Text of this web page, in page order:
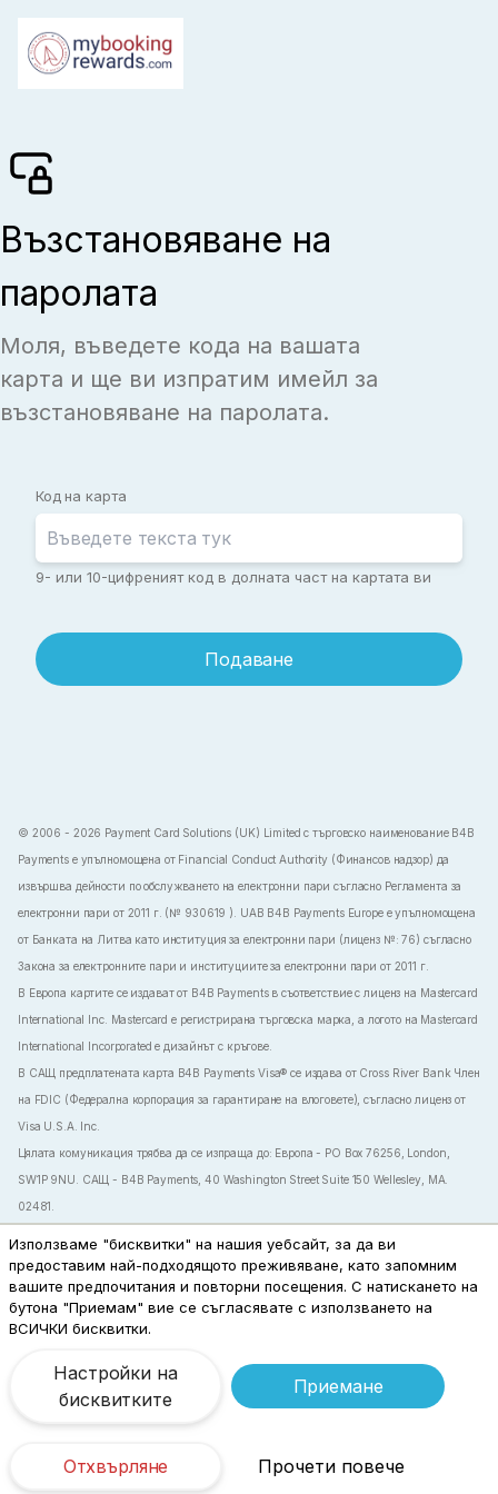
Възстановяване на
паролата
Моля, въведете кода на вашата
карта и ще ви изпратим имейл за
възстановяване на паролата.
Код на карта
9- или 10-цифреният код в долната част на картата ви
Подаване
© 2006 - 2026 Payment Card Solutions (UK) Limited с търговско наименование B4B
Payments е упълномощена от Financial Conduct Authority (Финансов надзор) да
извършва дейности по обслужването на електронни пари съгласно Регламента за
електронни пари от 2011 г. (№ 930619 ). UAB B4B Payments Europe е упълномощена
от Банката на Литва като институция за електронни пари (лиценз №: 76) съгласно
Закона за електронните пари и институциите за електронни пари от 2011 г.
В Европа картите се издават от B4B Payments в съответствие с лиценз на Mastercard
International Inc. Mastercard е регистрирана търговска марка, а логото на Mastercard
International Incorporated е дизайнът с кръгове.
В САЩ предплатената карта B4B Payments Visa® се издава от Cross River Bank Член
на FDIC (Федерална корпорация за гарантиране на влоговете), съгласно лиценз от
Visa U.S.A. Inc.
Цялата комуникация трябва да се изпраща до: Европа - PO Box 76256, London,
SW1P 9NU. САЩ - B4B Payments, 40 Washington Street Suite 150 Wellesley, MA.
02481.
е от първостепенно значение. По тази причина ние никога няма да искаме от вас
вашите пароли, ПИН кодове на карти или еднократни пароли (OTP).
Ние от B4B Payments сме предприели всички необходими стъпки, за да защитим
проектирани с множество слоеве на криптиране и сигурни защитни стени.
Използваме комбинация от биометрични данни, двуфакторно удостоверяване и
други методи при осъществяване на достъп от страна на клиентите до нашите
Използваме "бисквитки" на нашия уебсайт, за да ви
предоставим най-подходящото преживяване, като запомним
вашите предпочитания и повторни посещения. С натискането на
бутона "Приемам" вие се съгласявате с използването на
ВСИЧКИ бисквитки.
Настройки на
бисквитките
Приемане
Отхвърляне Прочети повече